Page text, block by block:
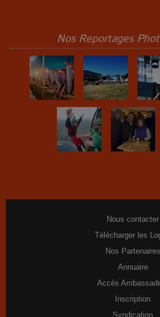
Nos Reportages
Nous contacter
Télécharger les
Nos Partenaires
Annuaire
Accès
Inscription
Syndication